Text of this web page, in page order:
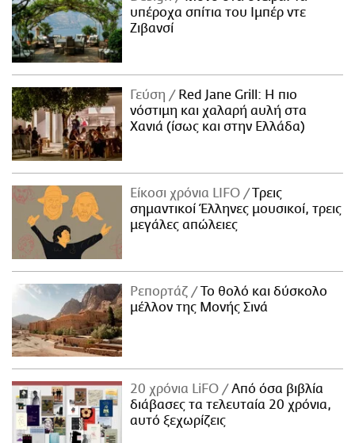
υπέροχα σπίτια του Ιμπέρ ντε
Ζιβανσί
Γεύση
Red Jane Grill: Η πιο
νόστιμη και χαλαρή αυλή στα
Χανιά (ίσως και στην Ελλάδα)
Είκοσι χρόνια LIFO
Tρεις
σημαντικοί Έλληνες μουσικοί, τρεις
μεγάλες απώλειες
Ρεπορτάζ
Το θολό και δύσκολο
μέλλον της Μονής Σινά
20 χρόνια LiFO
Από όσα βιβλία
διάβασες τα τελευταία 20 χρόνια,
αυτό ξεχωρίζεις